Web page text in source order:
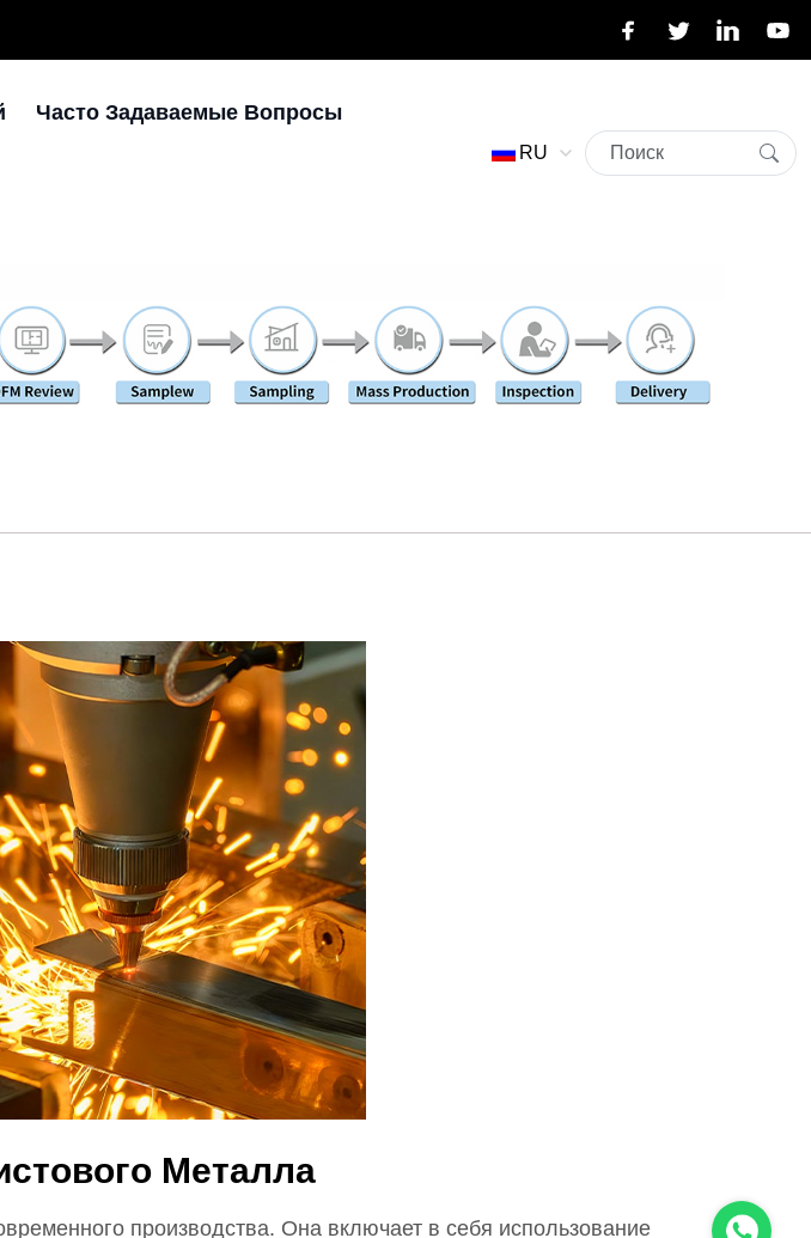
Часто Задаваемые Вопросы
RU
Металла
производства. Она включает в себя использование